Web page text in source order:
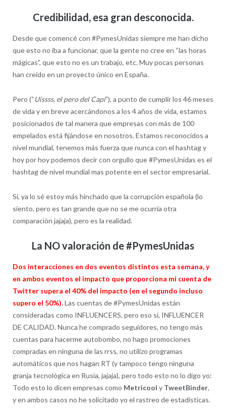
Credibilidad, esa gran desconocida.
Desde que comencé con #PymesUnidas siempre me han dicho
que esto no iba a funcionar, que la gente no cree en “las horas
mágicas”, que esto no es un trabajo, etc. Muy pocas personas
han creído en un proyecto único en España.
Pero (“Uissss, el pero del Capi”), a punto de cumplir los 46 meses
de vida y en breve acercándonos a los 4 años de vida, estamos
posicionados de tal manera que empresas con más de 100
empelados está fijándose en nosotros. Estamos reconocidos a
nivel mundial, tenemos más fuerza que nunca con el hashtag y
hoy por hoy podemos decir con orgullo que #PymesUnidas es el
hashtag de nivel mundial mas potente en el sector empresarial.
Si, ya lo sé estoy más hinchado que la corrupción española (lo
siento, pero es tan grande que no se me ocurría otra
comparación jajaja), pero es la realidad.
La NO valoración de #PymesUnidas
Dos interacciones en dos eventos distintos esta semana, y
en ambos eventos el impacto que proporciona mi cuenta de
Twitter supera el 40% del impacto (en el segundo incluso
supero el 50%).Las cuentas de #PymesUnidas están
consideradas como INFLUENCERS, pero eso sí, INFLUENCER
DE CALIDAD. Nunca he comprado seguidores, no tengo más
cuentas para hacerme autobombo, no hago promociones
compradas en ninguna de las rrss, no utilizo programas
automáticos que nos hagan RT (y tampoco tengo ninguna
granja tecnológica en Rusia, jajaja), pero todo esto no lo digo yo:
Todo esto lo dicen empresas como Metricool y TweetBinder,
y en ambos casos no he solicitado yo el rastreo de estadísticas.